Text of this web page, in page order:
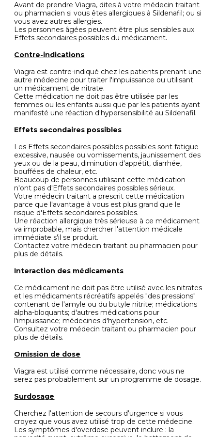
Avant de prendre Viagra, dites à votre médecin traitant
ou pharmacien si vous êtes allergiques à Sildenafil; ou si
vous avez autres allergies.
Les personnes âgées peuvent être plus sensibles aux
Effets secondaires possibles du médicament.
Contre-indications
Viagra est contre-indiqué chez les patients prenant une
autre médecine pour traiter l'impuissance ou utilisant
un médicament de nitrate.
Cette médication ne doit pas être utilisée par les
femmes ou les enfants aussi que par les patients ayant
manifesté une réaction d'hypersensibilité au Sildenafil.
Effets secondaires possibles
Les Effets secondaires possibles possibles sont fatigue
excessive, nausée ou vomissements, jaunissement des
yeux ou de la peau, diminution d'appétit, diarrhée,
bouffées de chaleur, etc.
Beaucoup de personnes utilisant cette médication
n'ont pas d'Effets secondaires possibles sérieux.
Votre médecin traitant a prescrit cette médication
parce que l'avantage à vous est plus grand que le
risque d'Effets secondaires possibles.
Une réaction allergique très sérieuse à ce médicament
va improbable, mais chercher l'attention médicale
immédiate s'il se produit.
Contactez votre médecin traitant ou pharmacien pour
plus de détails.
Interaction des médicaments
Ce médicament ne doit pas être utilisé avec les nitrates
et les médicaments récréatifs appelés "des pressions"
contenant de l'amyle ou du butyle nitrite; médications
alpha-bloquants; d'autres médications pour
l'impuissance; médecines d'hypertension, etc.
Consultez votre médecin traitant ou pharmacien pour
plus de détails.
Omission de dose
Viagra est utilisé comme nécessaire, donc vous ne
serez pas probablement sur un programme de dosage.
Surdosage
Cherchez l'attention de secours d'urgence si vous
croyez que vous avez utilisé trop de cette médecine.
Les symptômes d'overdose peuvent inclure : la